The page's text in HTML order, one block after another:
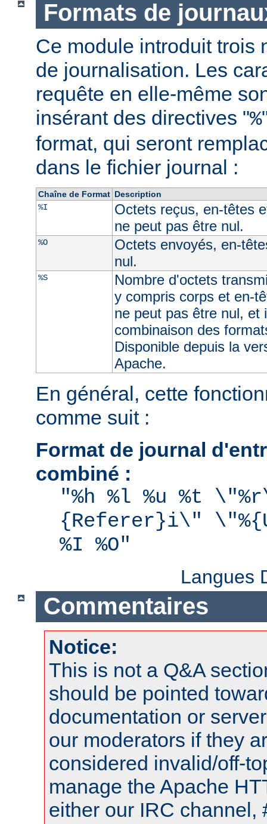
Formats de
Ce module introduit trois
de journalisation. Les
requête en elle-même
insérant des directives "%
format, qui seront
dans le fichier journal :
Chaîne de Format Description
%I
Octets reçus, en-têtes
ne peut pas être nul.
%O
Octets envoyés, en-
nul.
%S
Nombre d'octets
y compris corps et en-
ne peut pas être nul, et
combinaison des
Disponible depuis la
Apache.
En général, cette
comme suit :
Format de journal
combiné :
"%h %l %u %t
{Referer}i\"
%I %O"
Langues
Commentaires
Notice:
This is not a Q&A
should be pointed
documentation or
our moderators if they
considered invalid/off-
manage the Apache
either our IRC channel,